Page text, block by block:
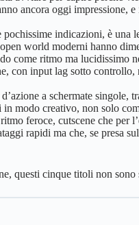
ancora oggi impressione,
indicazioni, è una
world moderni hanno
come ritmo ma lucidissimo
con input lag sotto controllo,
a schermate singole,
in modo creativo, non solo
feroce, cutscene che per
rapidi ma che, se presa
questi cinque titoli non